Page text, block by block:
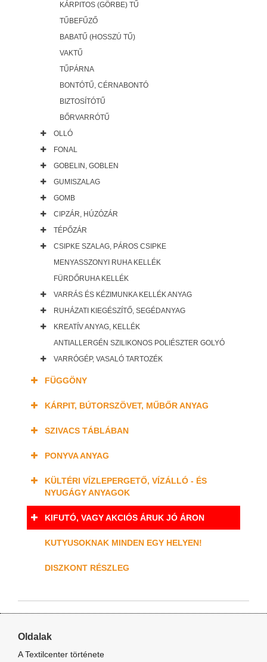
KÁRPITOS (GÖRBE) TŰ
TŰBEFŰZŐ
BABATŰ (HOSSZÚ TŰ)
VAKTŰ
TŰPÁRNA
BONTÓTŰ, CÉRNABONTÓ
BIZTOSÍTÓTŰ
BŐRVARRÓTŰ
OLLÓ
FONAL
GOBELIN, GOBLEN
GUMISZALAG
GOMB
CIPZÁR, HÚZÓZÁR
TÉPŐZÁR
CSIPKE SZALAG, PÁROS CSIPKE
MENYASSZONYI RUHA KELLÉK
FÜRDŐRUHA KELLÉK
VARRÁS ÉS KÉZIMUNKA KELLÉK ANYAG
RUHÁZATI KIEGÉSZÍTŐ, SEGÉDANYAG
KREATÍV ANYAG, KELLÉK
ANTIALLERGÉN SZILIKONOS POLIÉSZTER GOLYÓ
VARRÓGÉP, VASALÓ TARTOZÉK
FÜGGÖNY
KÁRPIT, BÚTORSZÖVET, MŰBŐR ANYAG
SZIVACS TÁBLÁBAN
PONYVA ANYAG
KÜLTÉRI VÍZLEPERGETŐ, VÍZÁLLÓ - ÉS
NYUGÁGY ANYAGOK
KIFUTÓ, VAGY AKCIÓS ÁRUK JÓ ÁRON
KUTYUSOKNAK MINDEN EGY HELYEN!
DISZKONT RÉSZLEG
Oldalak
A Textilcenter története